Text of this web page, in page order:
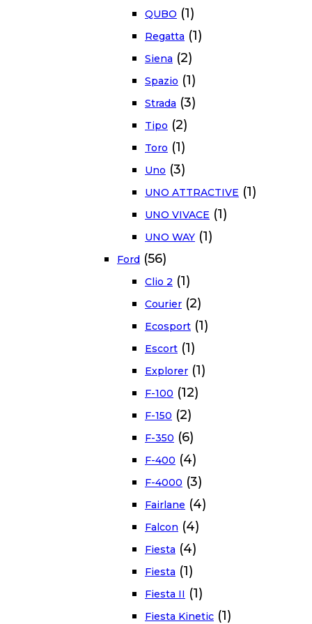
QUBO (1)
Regatta (1)
Siena (2)
Spazio (1)
Strada (3)
Tipo (2)
Toro (1)
Uno (3)
UNO ATTRACTIVE (1)
UNO VIVACE (1)
UNO WAY (1)
Ford (56)
Clio 2 (1)
Courier (2)
Ecosport (1)
Escort (1)
Explorer (1)
F-100 (12)
F-150 (2)
F-350 (6)
F-400 (4)
F-4000 (3)
Fairlane (4)
Falcon (4)
Fiesta (4)
Fiesta (1)
Fiesta II (1)
Fiesta Kinetic (1)